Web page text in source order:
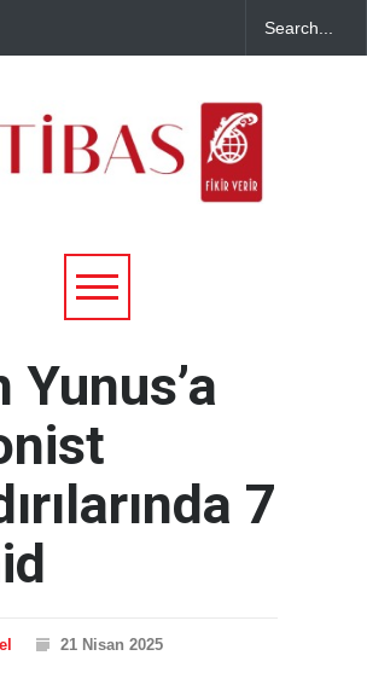
Yunus’a
7
21 Nisan 2025